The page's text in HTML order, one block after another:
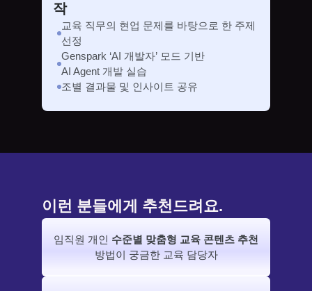
작
교육 직무의 현업 문제를 바탕으로 한 주제
선정
Genspark ‘AI 개발자’ 모드 기반
AI Agent 개발 실습
조별 결과물 및 인사이트 공유
이런 분들에게 추천드려요.
임직원 개인 수준별 맞춤형 교육 콘텐츠 추천
방법이 궁금한 교육 담당자